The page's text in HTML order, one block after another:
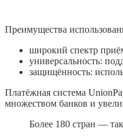
Преимущества
широкий спектр
универсальность:
защищённость:
Платёжная система
множеством банков и
Более 180 стран —